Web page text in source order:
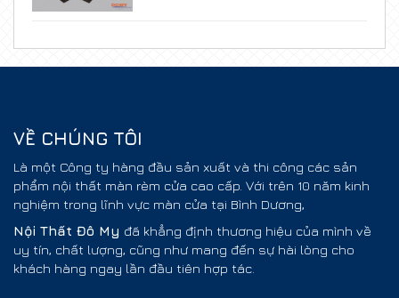
VỀ CHÚNG TÔI
Là một Công ty hàng đầu sản xuất và thi công các sản
phẩm nội thất màn rèm cửa cao cấp. Với trên 10 năm kinh
nghiệm trong lĩnh vực màn cửa tại Bình Dương,
Nội Thất Đô My đã khẳng định thương hiệu của mình về
uy tín, chất lượng, cũng như mang đến sự hài lòng cho
khách hàng ngay lần đầu tiên hợp tác.